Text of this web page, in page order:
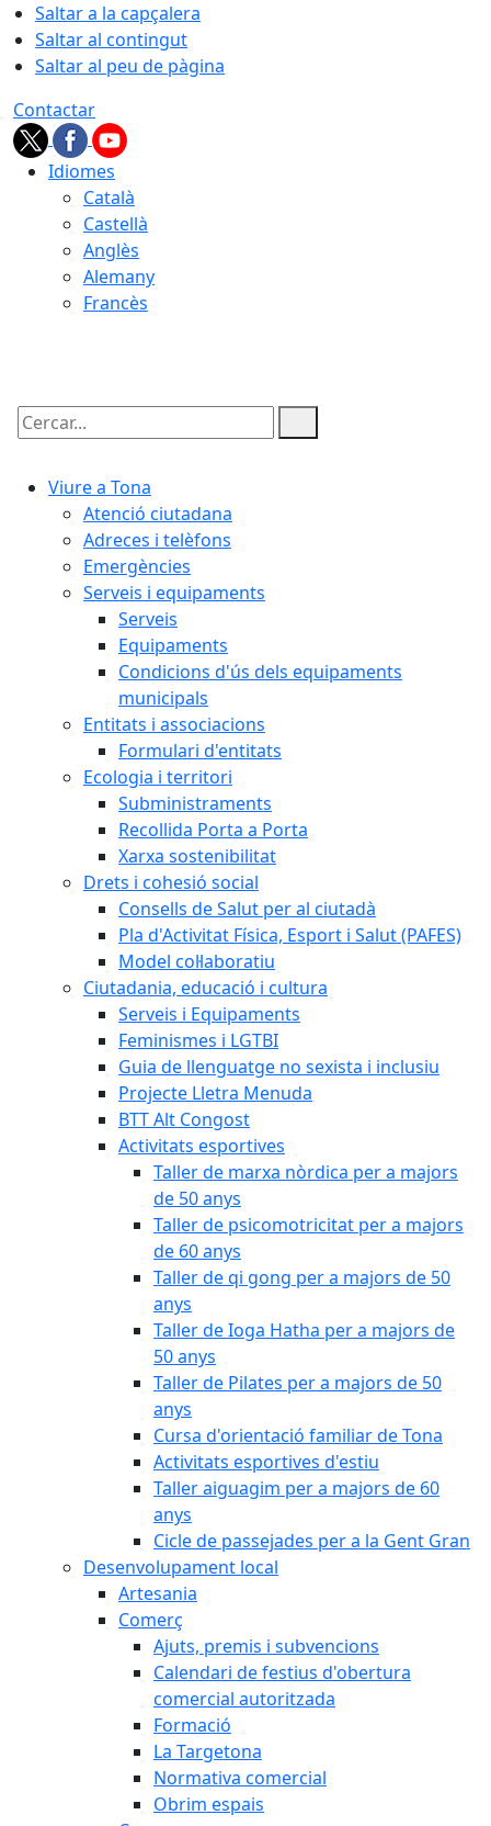
Saltar a la capçalera
Saltar al contingut
Saltar al peu de pàgina
Contactar
Idiomes
Català
Castellà
Anglès
Alemany
Francès
Cercar:
Viure a Tona
Atenció ciutadana
Adreces i telèfons
Emergències
Serveis i equipaments
Serveis
Equipaments
Condicions d'ús dels equipaments
municipals
Entitats i associacions
Formulari d'entitats
Ecologia i territori
Subministraments
Recollida Porta a Porta
Xarxa sostenibilitat
Drets i cohesió social
Consells de Salut per al ciutadà
Pla d'Activitat Física, Esport i Salut (PAFES)
Model col·laboratiu
Ciutadania, educació i cultura
Serveis i Equipaments
Feminismes i LGTBI
Guia de llenguatge no sexista i inclusiu
Projecte Lletra Menuda
BTT Alt Congost
Activitats esportives
Taller de marxa nòrdica per a majors
de 50 anys
Taller de psicomotricitat per a majors
de 60 anys
Taller de qi gong per a majors de 50
anys
Taller de Ioga Hatha per a majors de
50 anys
Taller de Pilates per a majors de 50
anys
Cursa d'orientació familiar de Tona
Activitats esportives d'estiu
Taller aiguagim per a majors de 60
anys
Cicle de passejades per a la Gent Gran
Desenvolupament local
Artesania
Comerç
Ajuts, premis i subvencions
Calendari de festius d'obertura
comercial autoritzada
Formació
La Targetona
Normativa comercial
Obrim espais